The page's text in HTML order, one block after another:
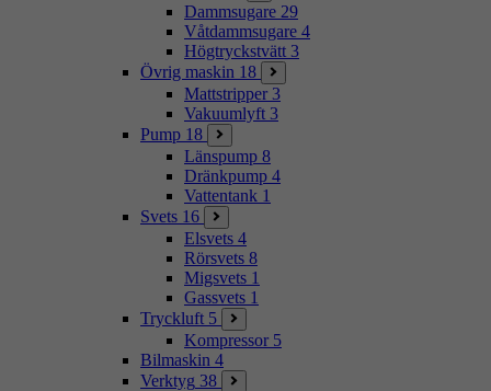
Dammsugare 29
Våtdammsugare 4
Högtryckstvätt 3
Övrig maskin 18
Mattstripper 3
Vakuumlyft 3
Pump 18
Länspump 8
Dränkpump 4
Vattentank 1
Svets 16
Elsvets 4
Rörsvets 8
Migsvets 1
Gassvets 1
Tryckluft 5
Kompressor 5
Bilmaskin 4
Verktyg 38